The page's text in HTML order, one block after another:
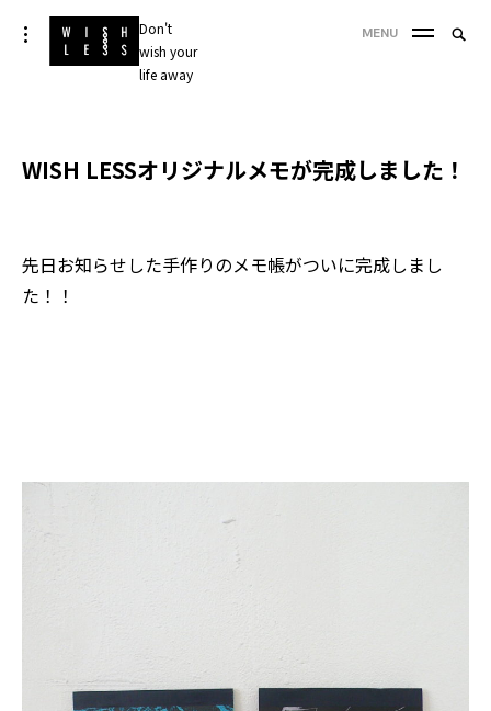
Skip
to
Don't
wish your
life away
toggle
open/close
sidebar
MENU
WISH LESSオリジナルメモが完成しました！
先日お知らせした手作りのメモ帳がついに完成しまし
た！！